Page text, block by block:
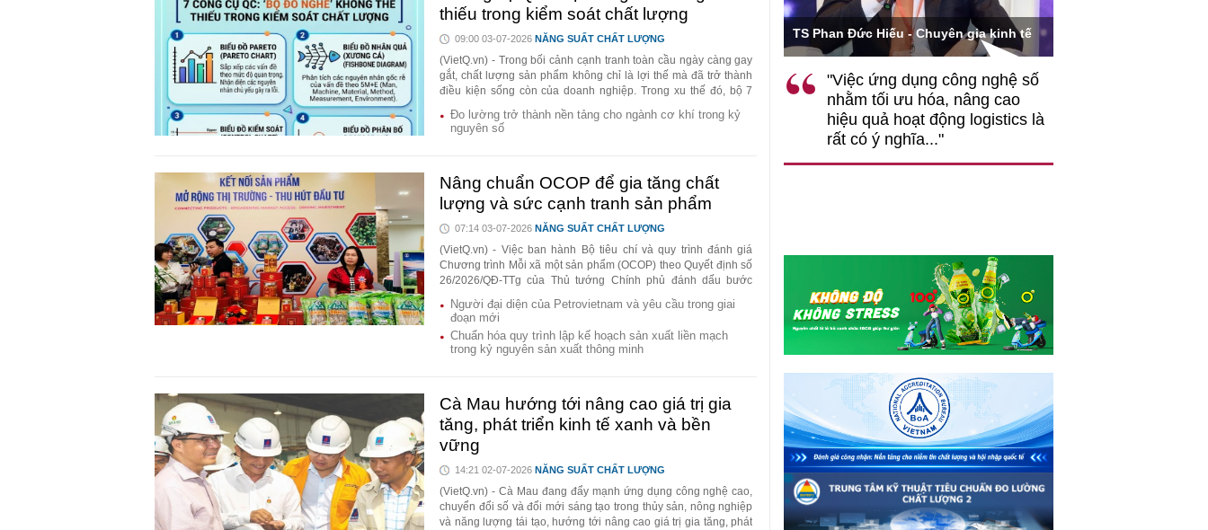
thiếu trong kiểm soát chất lượng
09:00 03-07-2026 NĂNG SUẤT CHẤT LƯỢNG
(VietQ.vn) - Trong bối cảnh cạnh tranh toàn cầu ngày càng gay
gắt, chất lượng sản phẩm không chỉ là lợi thế mà đã trở thành
điều kiện sống còn của doanh nghiệp. Trong xu thế đó, bộ 7
công cụ QC (Quality Control Tools) được xem là nền tảng quan
trọng giúp nhận diện sai lỗi, phân tích nguyên nhân và cải tiến
liên tục trong sản xuất.
Đo lường trở thành nền tảng cho ngành cơ khí trong kỷ
nguyên số
Nâng chuẩn OCOP để gia tăng chất
lượng và sức cạnh tranh sản phẩm
07:14 03-07-2026 NĂNG SUẤT CHẤT LƯỢNG
(VietQ.vn) - Việc ban hành Bộ tiêu chí và quy trình đánh giá
Chương trình Mỗi xã một sản phẩm (OCOP) theo Quyết định số
26/2026/QĐ-TTg của Thủ tướng Chính phủ đánh dấu bước
chuyển quan trọng từ phát triển theo số lượng sang lấy chất
lượng, tiêu chuẩn và giá trị gia tăng làm trọng tâm.
Người đại diện của Petrovietnam và yêu cầu trong giai
đoạn mới
Chuẩn hóa quy trình lập kế hoạch sản xuất liền mạch
trong kỷ nguyên sản xuất thông minh
Cà Mau hướng tới nâng cao giá trị gia
tăng, phát triển kinh tế xanh và bền
vững
14:21 02-07-2026 NĂNG SUẤT CHẤT LƯỢNG
(VietQ.vn) - Cà Mau đang đẩy mạnh ứng dụng công nghệ cao,
chuyển đổi số và đổi mới sáng tạo trong thủy sản, nông nghiệp
và năng lượng tái tạo, hướng tới nâng cao giá trị gia tăng, phát
TS. Nguyễn Đức Độ - Phó Viện trưởng
Viện Kinh tế Tài chính
"Có rất nhiều việc phải làm
ngay từ bây giờ và trên thực tế
đang được tiến hành như tăng
đầu tư cho khoa học công
khuyến khích đổi mới sáng tạo,
khởi nghiệp..."
Việc sử dụng hiệu quả chính
sách tài khóa không chỉ mang ý
nghĩa hỗ trợ ngắn hạn mà còn
TS Phan Đức Hiếu - Chuyên gia kinh tế
"Việc ứng dụng công nghệ số
nhằm tối ưu hóa, nâng cao
hiệu quả hoạt động logistics là
rất có ý nghĩa..."